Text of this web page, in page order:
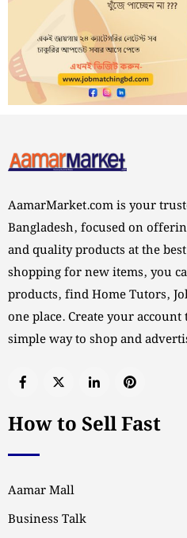
AamarMarket.com is your
Bangladesh, focused on
and quality products at the
shopping for new items, you
products, find Home Tutors,
one place. Create your
simple way to shop and
How to Sell Fast
Aamar Mall
Business Talk